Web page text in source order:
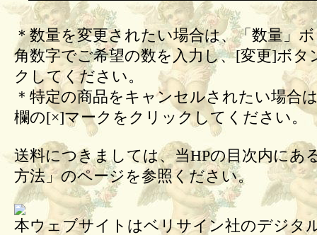
＊数量を変更されたい場合は、「数量」
角数字でご希望の数を入力し、[変更]ボタ
クしてください。
＊特定の商品をキャンセルされたい場合
欄の[×]マークをクリックしてください。
送料につきましては、当HPの目次内にあ
方法」のページを参照ください。
本ウェブサイトはベリサイン社のデジタ